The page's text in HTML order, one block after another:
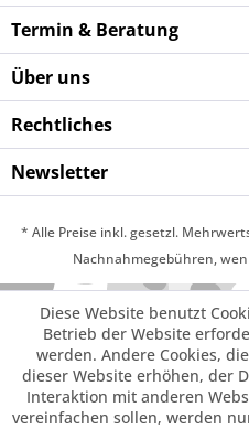
Termin & Beratung
Über uns
Rechtliches
Newsletter
* Alle Preise inkl. gesetzl.
Nachnahmegebühren,
Diese Website benutzt
Betrieb der Website
werden. Andere Cookies,
dieser Website erhöhen, der
Interaktion mit anderen
vereinfachen sollen, werden